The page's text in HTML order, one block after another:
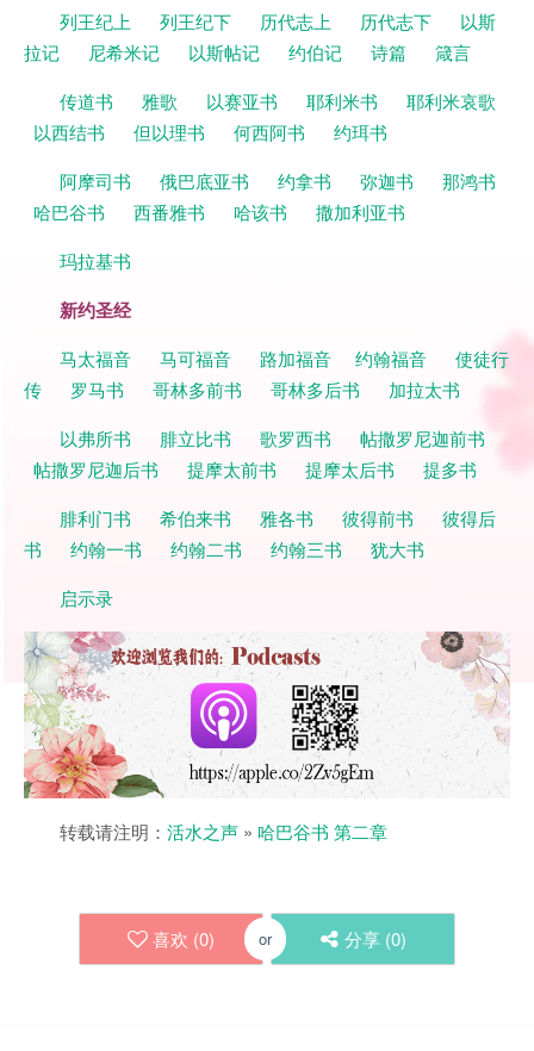
列王纪上
列王纪下 历代志上 历代志下
以斯
拉记
尼希米记 以斯帖记 约伯记 诗篇
箴言
传道书
雅歌 以赛亚书 耶利米书
耶利米哀歌
以西结书
但以理书 何西阿书
约珥书
阿摩司书
俄巴底亚书 约拿书 弥迦书
那鸿书
哈巴谷书
西番雅书 哈该书
撒加利亚书
玛拉基书
新约圣经
马太福音 马可福音 路加福音 约翰福音
使徒行
传
罗马书 哥林多前书 哥林多后书
加拉太书
以弗所书
腓立比书 歌罗西书
帖撒罗尼迦前书
帖撒罗尼迦后书
提摩太前书 提摩太后书
提多书
腓利门书
希伯来书 雅各书 彼得前书
彼得后
书
约翰一书 约翰二书 约翰三书
犹大书
启示录
转载请注明： 活水之声 » 哈巴谷书 第二章
喜欢 (0) or 分享 (0)